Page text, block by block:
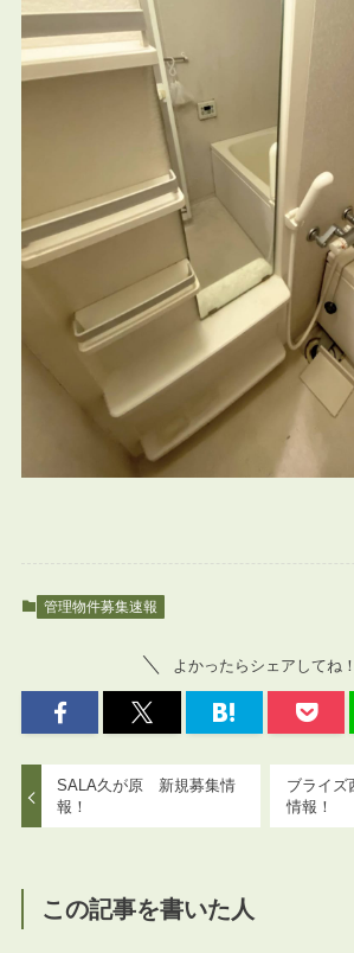
管理物件募集速報
よかったらシェアしてね！
SALA久が原 新規募集情
報！
ブライ
情報！
この記事を書いた人